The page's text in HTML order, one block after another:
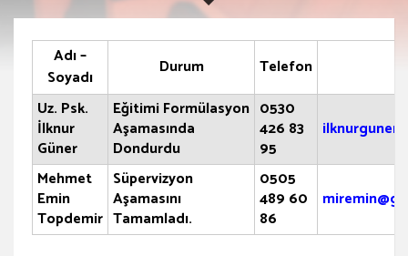
Adı –
Soyadı
Durum Telefon
Uz. Psk.
İlknur
Güner
Eğitimi Formülasyon
Aşamasında
Dondurdu
0530
426 83
95
Mehmet
Emin
Topdemir
Süpervizyon
Aşamasını
Tamamladı.
0505
489 60
86